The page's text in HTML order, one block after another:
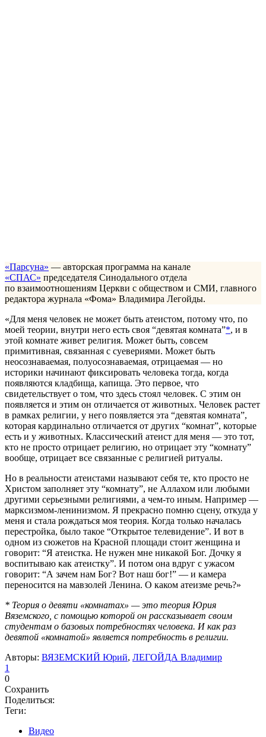
«Парсуна» — авторская программа на канале
«СПАС» председателя Синодального отдела
по взаимоотношениям Церкви с обществом и СМИ, главного
редактора журнала «Фома» Владимира Легойды.
«Для меня человек не может быть атеистом, потому что, по
моей теории, внутри него есть своя “девятая комната”*, и в
этой комнате живет религия. Может быть, совсем
примитивная, связанная с суевериями. Может быть
неосознаваемая, полуосознаваемая, отрицаемая — но
историки начинают фиксировать человека тогда, когда
появляются кладбища, капища. Это первое, что
свидетельствует о том, что здесь стоял человек. С этим он
появляется и этим он отличается от животных. Человек растет
в рамках религии, у него появляется эта “девятая комната”,
которая кардинально отличается от других “комнат”, которые
есть и у животных. Классический атеист для меня — это тот,
кто не просто отрицает религию, но отрицает эту “комнату”
вообще, отрицает все связанные с религией ритуалы.
Но в реальности атеистами называют себя те, кто просто не
Христом заполняет эту “комнату”, не Аллахом или любыми
другими серьезными религиями, а чем-то иным. Например —
марксизмом-ленинизмом. Я прекрасно помню сцену, откуда у
меня и стала рождаться моя теория. Когда только началась
перестройка, было такое “Открытое телевидение”. И вот в
одном из сюжетов на Красной площади стоит женщина и
говорит: “Я атеистка. Не нужен мне никакой Бог. Дочку я
воспитываю как атеистку”. И потом она вдруг с ужасом
говорит: “А зачем нам Бог? Вот наш бог!” — и камера
переносится на мавзолей Ленина. О каком атеизме речь?»
* Теория о девяти «комнатах» — это теория Юрия
Вяземского, с помощью которой он рассказывает своим
студентам о базовых потребностях человека. И как раз
девятой «комнатой» является потребность в религии.
Авторы: ВЯЗЕМСКИЙ Юрий, ЛЕГОЙДА Владимир
1
0
Сохранить
Поделиться:
Теги:
Видео